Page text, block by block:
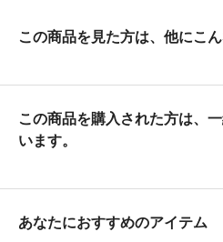
この商品を見た方は、他にこ
この商品を購入された方は、
います。
あなたにおすすめのアイテム